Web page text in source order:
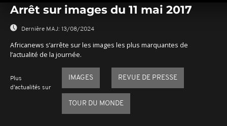
seconds
seconds
Arrêt sur images du 11 mai 2017
Dernière MAJ: 13/08/2024
Africanews s’arrête sur les images les plus marquantes de
l’actualité de la journée.
Plus
d'actualités sur
IMAGES REVUE DE PRESSE
TOUR DU MONDE